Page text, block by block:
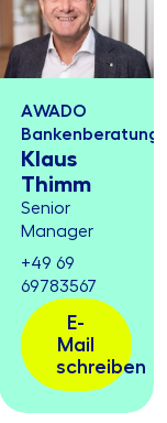
AWADO
Bankenberatung
Klaus
Thimm
Senior
Manager
+49 69
69783567
E-
Mail
schreiben